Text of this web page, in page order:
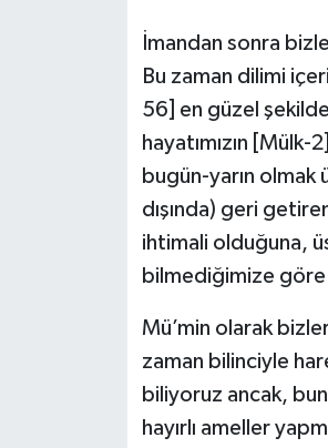
İmandan sonra
Bu zaman dilimi
56] en güzel
hayatımızın
bugün-yarın olmak
dışında) geri
ihtimali olduğuna,
bilmediğimize göre
Mü’min olarak
zaman bilinciyle
biliyoruz ancak,
hayırlı ameller
ÖZEL HABER
TASAVVUF
YAŞAM VE ÇEVRE